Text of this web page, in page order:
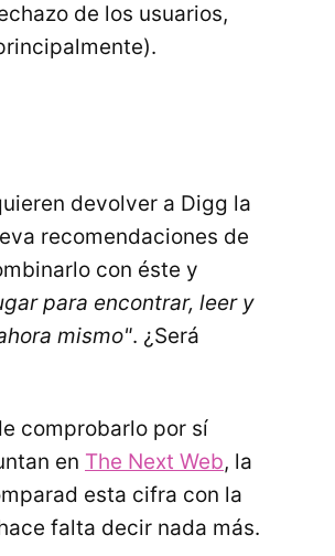
de los usuarios,
devolver a Digg la
recomendaciones de
con éste y
para encontrar, leer y
mismo". ¿Será
comprobarlo por sí
en The Next Web, la
esta cifra con la
falta decir nada más.